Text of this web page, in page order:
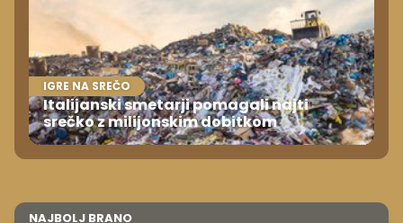
IGRE NA SREČO
Italijanski smetarji pomagali najti
srečko z milijonskim dobitkom
NAJBOLJ BRANO